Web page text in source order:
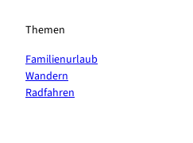
Themen
Familienurlaub
Wandern
Radfahren